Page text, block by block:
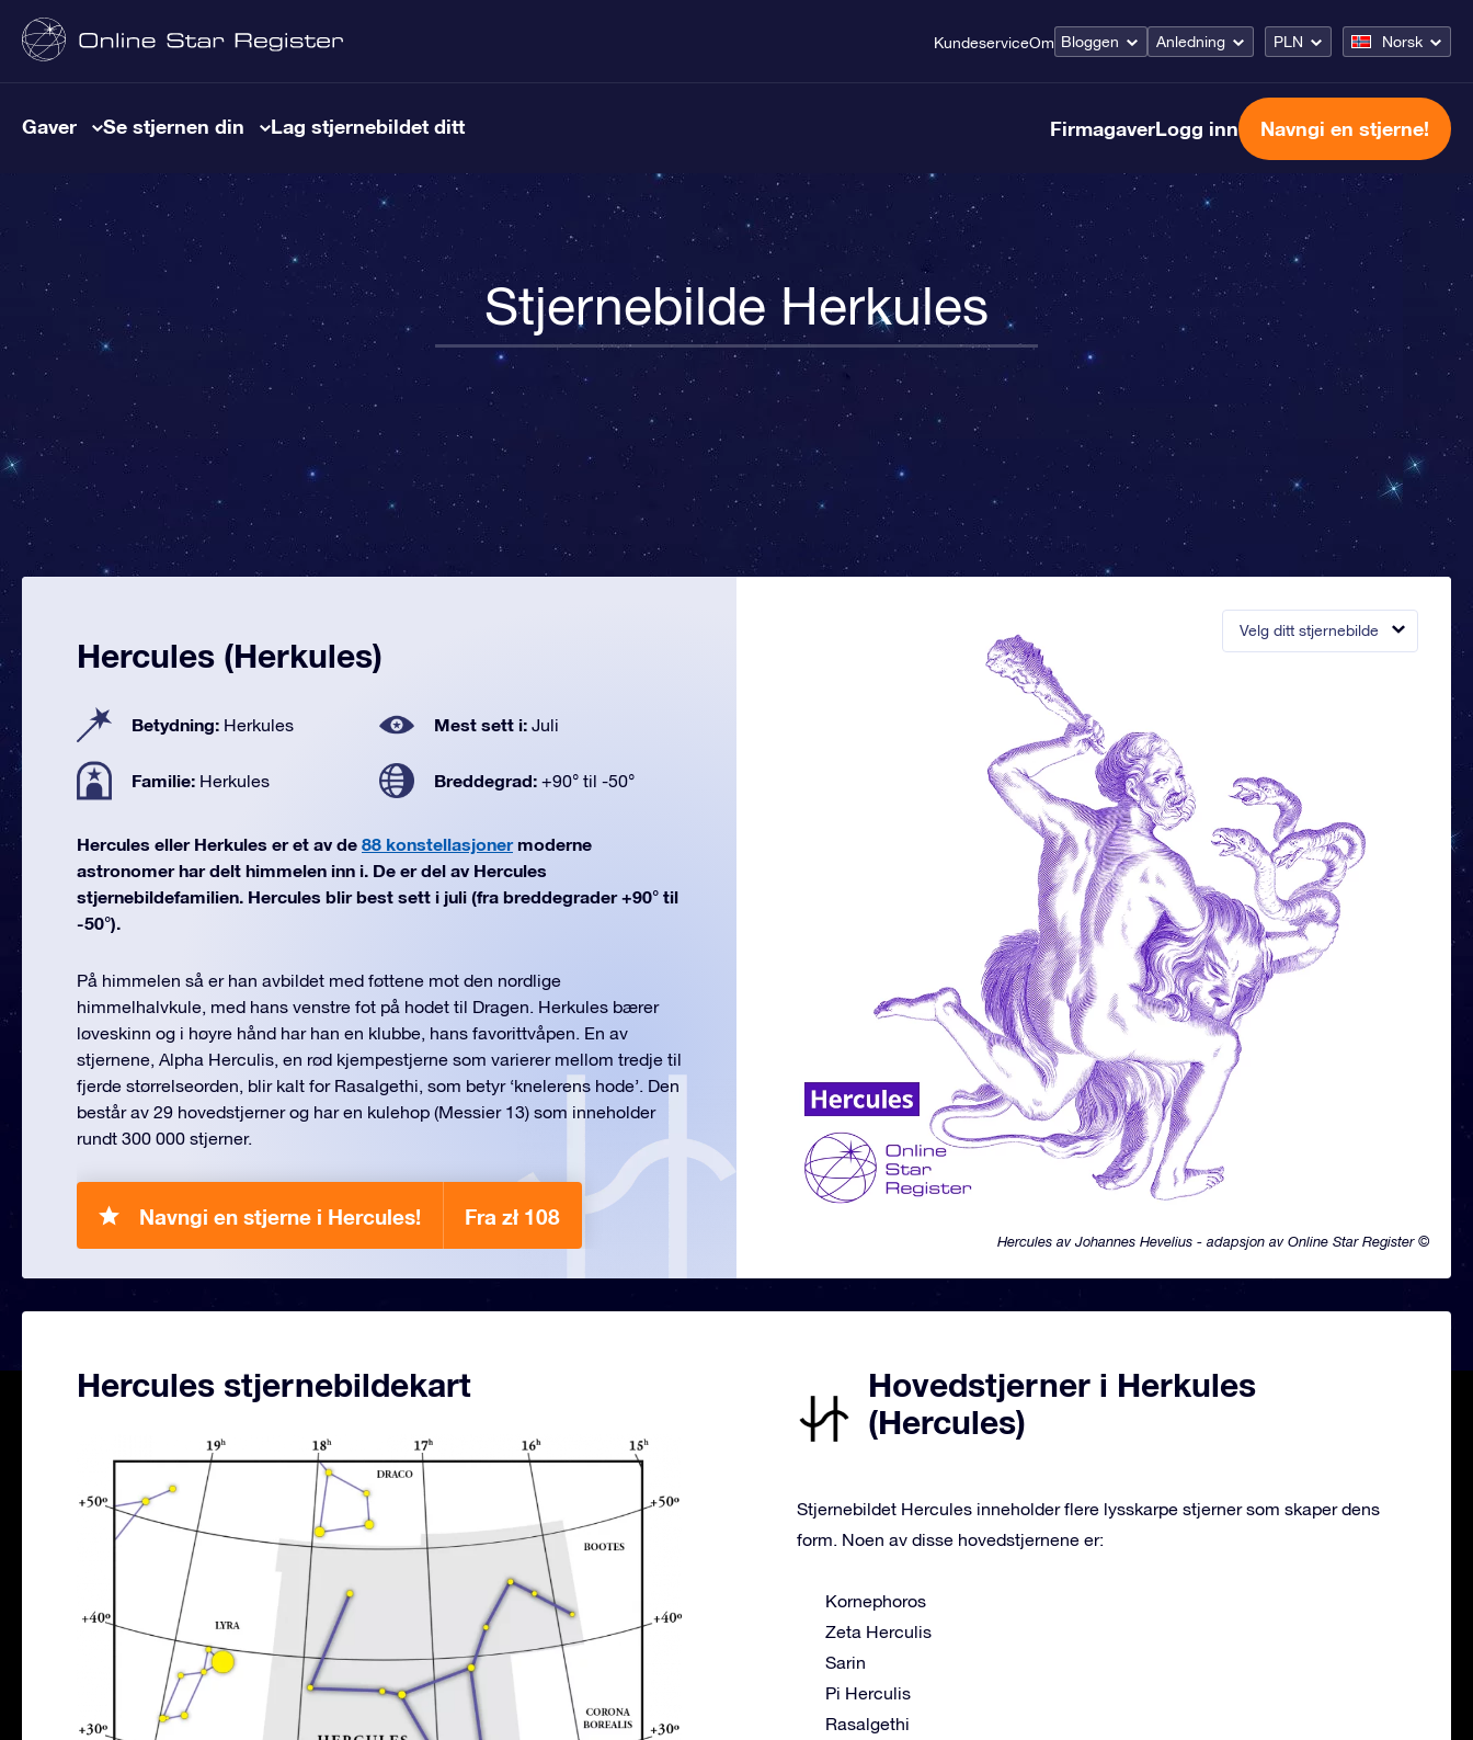
KundeserviceOm Bloggen Anledning PLN Norsk
Gaver Se stjernen din Lag stjernebildet ditt FirmagaverLogg inn Navngi en stjerne!
Stjernebilde Herkules
Velg ditt stjernebilde
Hercules av Johannes Hevelius - adapsjon av Online Star Register ©
Hercules (Herkules)
Betydning: Herkules Mest sett i: Juli
Familie: Herkules Breddegrad: +90° til -50°
Hercules eller Herkules er et av de 88 konstellasjonermoderne
astronomer har delt himmelen inn i. De er del av Hercules
stjernebildefamilien. Hercules blir best sett i juli (fra breddegrader +90° til
-50°).
På himmelen så er han avbildet med føttene mot den nordlige
himmelhalvkule, med hans venstre fot på hodet til Dragen. Herkules bærer
løveskinn og i høyre hånd har han en klubbe, hans favorittvåpen. En av
stjernene, Alpha Herculis, en rød kjempestjerne som varierer mellom tredje til
fjerde størrelseorden, blir kalt for Rasalgethi, som betyr ‘knelerens hode’. Den
består av 29 hovedstjerner og har en kulehop (Messier 13) som inneholder
rundt 300 000 stjerner.
Navngi en stjerne i Hercules! Fra zł 108
Hercules stjernebildekart
Hovedstjerner i Herkules
(Hercules)
Stjernebildet Hercules inneholder flere lysskarpe stjerner som skaper dens
form. Noen av disse hovedstjernene er:
Kornephoros
Zeta Herculis
Sarin
Pi Herculis
Rasalgethi